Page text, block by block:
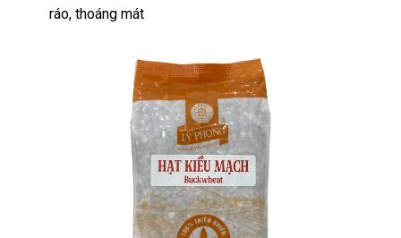
ráo, thoáng mát